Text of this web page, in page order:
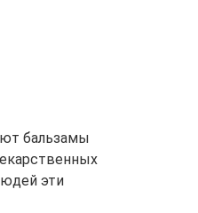
бальзамы
эти